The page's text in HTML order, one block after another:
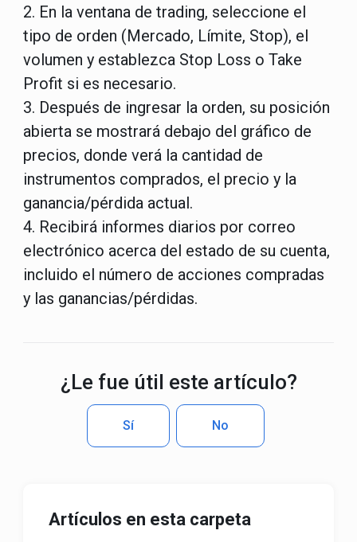
2. En la ventana de trading, seleccione el
tipo de orden (Mercado, Límite, Stop), el
volumen y establezca Stop Loss o Take
Profit si es necesario.
3. Después de ingresar la orden, su posición
abierta se mostrará debajo del gráfico de
precios, donde verá la cantidad de
instrumentos comprados, el precio y la
ganancia/pérdida actual.
4. Recibirá informes diarios por correo
electrónico acerca del estado de su cuenta,
incluido el número de acciones compradas
y las ganancias/pérdidas.
¿Le fue útil este artículo?
No
Sí
Artículos en esta carpeta